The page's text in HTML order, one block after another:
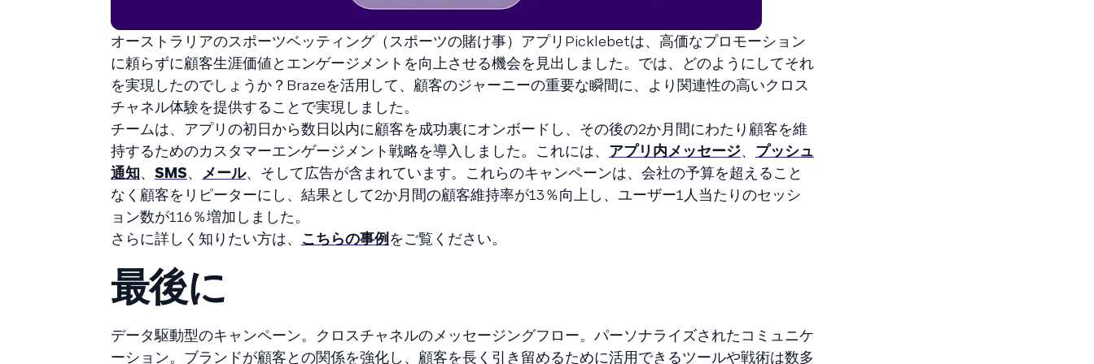
オーストラリアのスポーツベッティング（スポーツの賭け事）アプリPicklebetは、高価なプロモーション
に頼らずに顧客生涯価値とエンゲージメントを向上させる機会を見出しました。では、どのようにしてそれ
を実現したのでしょうか？Brazeを活用して、顧客のジャーニーの重要な瞬間に、より関連性の高いクロス
チャネル体験を提供することで実現しました。
チームは、アプリの初日から数日以内に顧客を成功裏にオンボードし、その後の2か月間にわたり顧客を維
持するためのカスタマーエンゲージメント戦略を導入しました。これには、 アプリ内メッセージ、 プッシュ
通知、 SMS、 メール、そして広告が含まれています。これらのキャンペーンは、会社の予算を超えること
なく顧客をリピーターにし、結果として2か月間の顧客維持率が13％向上し、ユーザー1人当たりのセッシ
ョン数が116％増加しました。
さらに詳しく知りたい方は、 こちらの事例をご覧ください。
最後に
データ駆動型のキャンペーン。クロスチャネルのメッセージングフロー。パーソナライズされたコミュニケ
ーション。ブランドが顧客との関係を強化し、顧客を長く引き留めるために活用できるツールや戦術は数多